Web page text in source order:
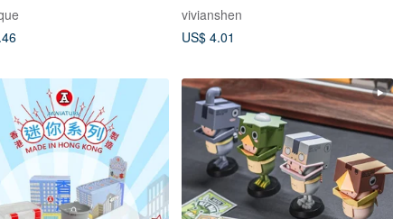
クリスマスプレゼント
vivianshen
US$ 4.01